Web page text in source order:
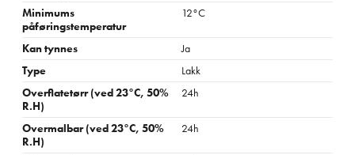
Minimums
påføringstemperatur
12°C
Kan tynnes
Ja
Type
Lakk
Overflatetørr (ved 23°C, 50%
R.H)
24h
Overmalbar (ved 23°C, 50%
R.H)
24h